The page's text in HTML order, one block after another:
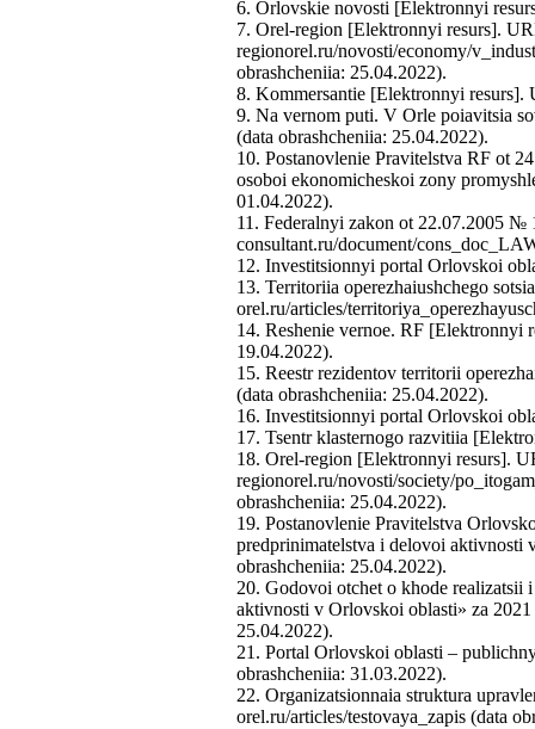
6. Orlovskie novosti [Elektronnyi
7. Orel-region [Elektronnyi resurs].
regionorel.ru/novosti/economy/
obrashcheniia: 25.04.2022).
8. Kommersantie [Elektronnyi resurs].
9. Na vernom puti. V Orle poiavitsia
(data obrashcheniia: 25.04.2022).
10. Postanovlenie Pravitelstva RF ot
osoboi ekonomicheskoi zony
01.04.2022).
11. Federalnyi zakon ot 22.07.2005
consultant.ru/document/
12. Investitsionnyi portal Orlovskoi
13. Territoriia operezhaiushchego
orel.ru/articles/
14. Reshenie vernoe. RF [Elektronnyi
19.04.2022).
15. Reestr rezidentov territorii
(data obrashcheniia: 25.04.2022).
16. Investitsionnyi portal Orlovskoi
17. Tsentr klasternogo razvitiia
18. Orel-region [Elektronnyi resurs].
regionorel.ru/novosti/society/
obrashcheniia: 25.04.2022).
19. Postanovlenie Pravitelstva
predprinimatelstva i delovoi aktivnosti
obrashcheniia: 25.04.2022).
20. Godovoi otchet o khode realizatsii
aktivnosti v Orlovskoi oblasti» za
25.04.2022).
21. Portal Orlovskoi oblasti –
obrashcheniia: 31.03.2022).
22. Organizatsionnaia struktura
orel.ru/articles/testovaya_zapis (data